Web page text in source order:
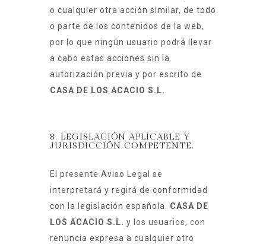
o cualquier otra acción similar, de todo
o parte de los contenidos de la web,
por lo que ningún usuario podrá llevar
a cabo estas acciones sin la
autorización previa y por escrito de
CASA DE LOS ACACIO S.L.
8. LEGISLACIÓN APLICABLE Y
JURISDICCIÓN COMPETENTE.
El presente Aviso Legal se
interpretará y regirá de conformidad
con la legislación española. CASA DE
LOS ACACIO S.L. y los usuarios, con
renuncia expresa a cualquier otro